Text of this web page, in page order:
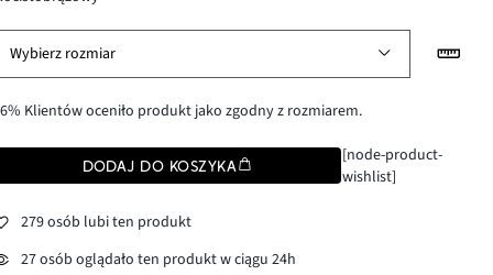
Wybierz rozmiar
Klientów oceniło produkt jako zgodny z rozmiarem.
DODAJ DO KOSZYKA
[node-product-
wishlist]
279 osób lubi ten produkt
27 osób oglądało ten produkt w ciągu 24h